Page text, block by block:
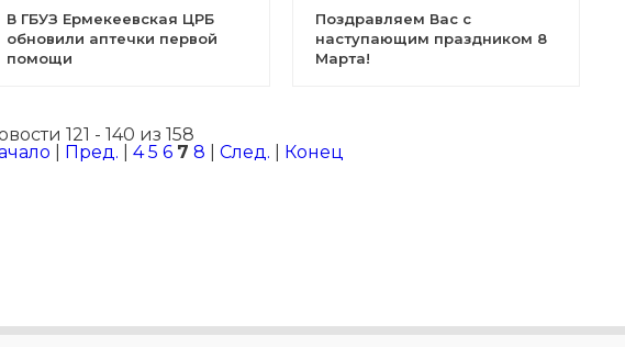
В ГБУЗ Ермекеевская ЦРБ
обновили аптечки первой
помощи
Поздравляем Вас с
наступающим праздником 8
Марта!
121 - 140 из 158
Пред. 4 5 6 7 8 След. Конец